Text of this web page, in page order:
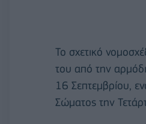
Το σχετικό
του από την
16 Σεπτεμβρίου,
Σώματος την